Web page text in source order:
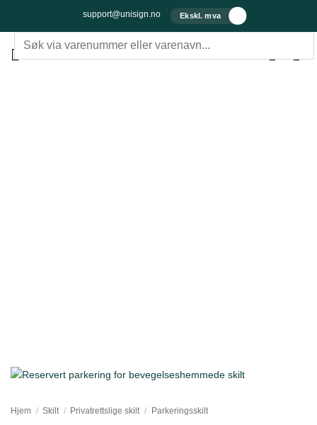
support@unisign.no Ekskl. mva
Hjem / Skilt / Privatrettslige skilt / Parkeringsskilt